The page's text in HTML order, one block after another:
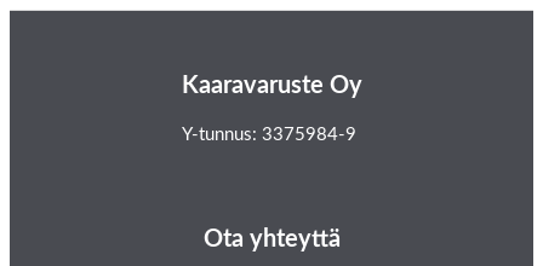
Kaaravaruste Oy
Y-tunnus: 3375984-9
Ota yhteyttä